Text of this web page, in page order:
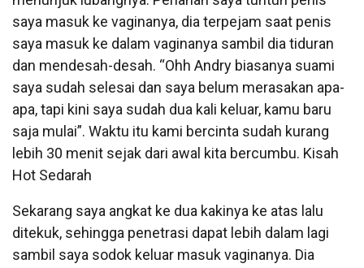
saya masuk ke vaginanya, dia terpejam saat penis
saya masuk ke dalam vaginanya sambil dia tiduran
dan mendesah-desah. “Ohh Andry biasanya suami
saya sudah selesai dan saya belum merasakan apa-
apa, tapi kini saya sudah dua kali keluar, kamu baru
saja mulai”. Waktu itu kami bercinta sudah kurang
lebih 30 menit sejak dari awal kita bercumbu. Kisah
Hot Sedarah
Sekarang saya angkat ke dua kakinya ke atas lalu
ditekuk, sehingga penetrasi dapat lebih dalam lagi
sambil saya sodok keluar masuk vaginanya. Dia